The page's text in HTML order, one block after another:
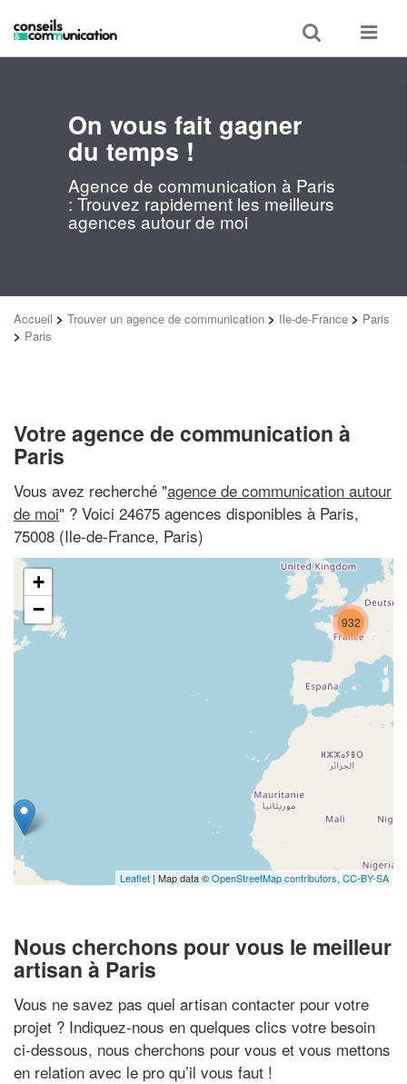
Toggle
search
Toggle
On vous fait gagner
du temps !
Agence de communication à Paris
: Trouvez rapidement les meilleurs
agences autour de moi
Accueil > Trouver un agence de communication > Ile-de-France > Paris
> Paris
Votre agence de communication à
Paris
Vous avez recherché "agence de communication autour
de moi" ? Voici 24675 agences disponibles à Paris,
75008 (Ile-de-France, Paris)
932
+
−
Leaflet | Map data ©OpenStreetMap contributors, CC-BY-SA
Nous cherchons pour vous le meilleur
artisan à Paris
Vous ne savez pas quel artisan contacter pour votre
projet ? Indiquez-nous en quelques clics votre besoin
ci-dessous, nous cherchons pour vous et vous mettons
en relation avec le pro qu’il vous faut !